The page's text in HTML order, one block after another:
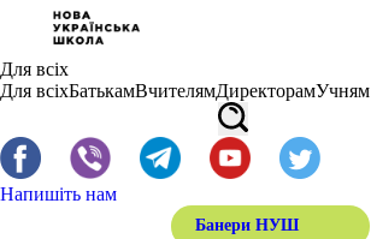
Для всіх
Для всіхБатькамВчителямДиректорамУчням
Напишіть нам
Банери НУШ